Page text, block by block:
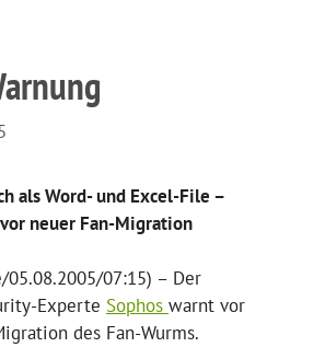
als Word- und Excel-File –
neuer Fan-Migration
07:15) – Der
Experte Sophos warnt vor
des Fan-Wurms.